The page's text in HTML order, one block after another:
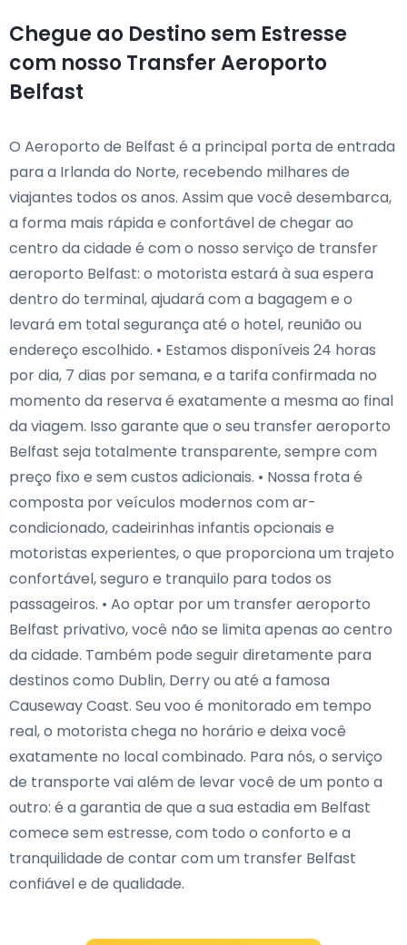
Chegue ao Destino sem Estresse
com nosso Transfer Aeroporto
Belfast
O Aeroporto de Belfast é a principal porta de entrada
para a Irlanda do Norte, recebendo milhares de
viajantes todos os anos. Assim que você desembarca,
a forma mais rápida e confortável de chegar ao
centro da cidade é com o nosso serviço de transfer
aeroporto Belfast: o motorista estará à sua espera
dentro do terminal, ajudará com a bagagem e o
levará em total segurança até o hotel, reunião ou
endereço escolhido. • Estamos disponíveis 24 horas
por dia, 7 dias por semana, e a tarifa confirmada no
momento da reserva é exatamente a mesma ao final
da viagem. Isso garante que o seu transfer aeroporto
Belfast seja totalmente transparente, sempre com
preço fixo e sem custos adicionais. • Nossa frota é
composta por veículos modernos com ar-
condicionado, cadeirinhas infantis opcionais e
motoristas experientes, o que proporciona um trajeto
confortável, seguro e tranquilo para todos os
passageiros. • Ao optar por um transfer aeroporto
Belfast privativo, você não se limita apenas ao centro
da cidade. Também pode seguir diretamente para
destinos como Dublin, Derry ou até a famosa
Causeway Coast. Seu voo é monitorado em tempo
real, o motorista chega no horário e deixa você
exatamente no local combinado. Para nós, o serviço
de transporte vai além de levar você de um ponto a
outro: é a garantia de que a sua estadia em Belfast
comece sem estresse, com todo o conforto e a
tranquilidade de contar com um transfer Belfast
confiável e de qualidade.